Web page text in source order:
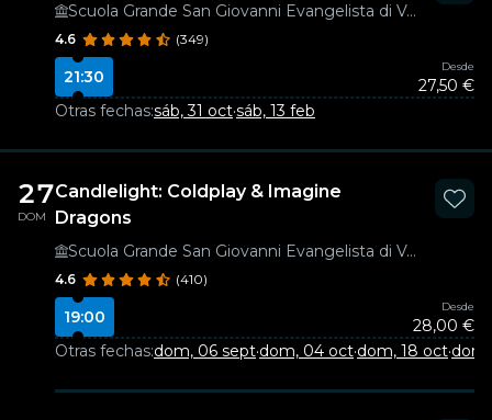
Scuola Grande San Giovanni Evangelista di Venezia
4.6 (349)
21:30
Desde
27,50 €
Otras fechas:sáb, 31 oct·sáb, 13 feb
27
DOM
Candlelight: Coldplay & Imagine
Dragons
Scuola Grande San Giovanni Evangelista di Venezia
4.6 (410)
19:00
Desde
28,00 €
Otras fechas:dom, 06 sept·dom, 04 oct·dom, 18 oct·